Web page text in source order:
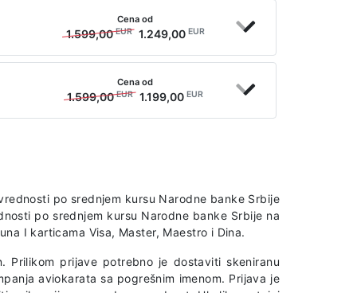
Cena od
1.599,00EUR 1.249,00 EUR
Cena od
1.599,00EUR 1.199,00 EUR
po srednjem kursu Narodne banke Srbije
po srednjem kursu Narodne banke Srbije na
I karticama Visa, Master, Maestro i Dina.
Prilikom prijave potrebno je dostaviti skeniranu
aviokarata sa pogrešnim imenom. Prijava je